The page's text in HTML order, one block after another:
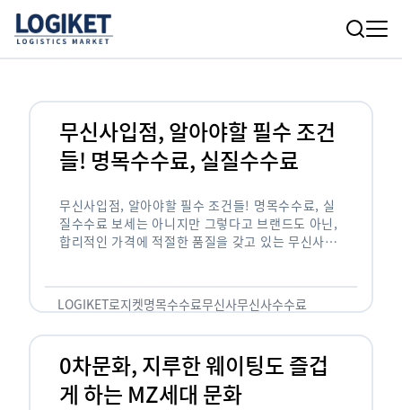
무신사입점, 알아야할 필수 조건
들! 명목수수료, 실질수수료
무신사입점, 알아야할 필수 조건들! 명목수수료, 실
질수수료 보세는 아니지만 그렇다고 브랜드도 아닌,
합리적인 가격에 적절한 품질을 갖고 있는 무신사!
LOGIKET로지켓명목수수료무신사무신사수수료
0차문화, 지루한 웨이팅도 즐겁
게 하는 MZ세대 문화